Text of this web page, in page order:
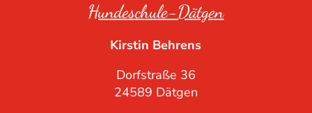
Hundeschule-Dätgen
Kirstin Behrens
Dorfstraße 36
24589 Dätgen